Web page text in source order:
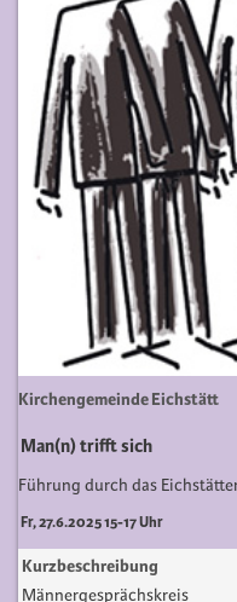
Kirchengemeinde Eichstätt
Man(n) trifft sich
Führung durch das
Fr, 27.6.2025 15-17 Uhr
Kurzbeschreibung
Männergesprächskreis